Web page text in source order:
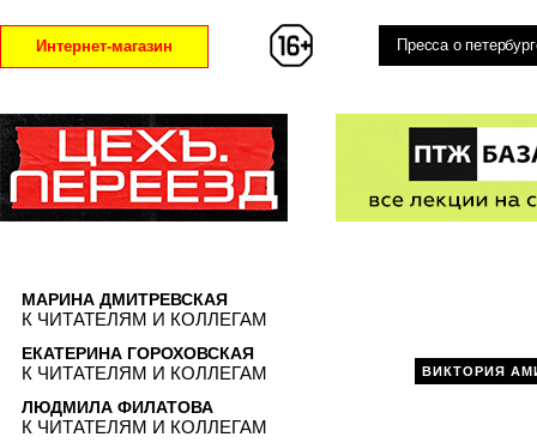
Интернет-магазин Пресса о
ВИКТОРИЯ
МАРИНА ДМИТРЕВСКАЯ
К ЧИТАТЕЛЯМ И КОЛЛЕГАМ
ЕКАТЕРИНА ГОРОХОВСКАЯ
К ЧИТАТЕЛЯМ И КОЛЛЕГАМ
ЛЮДМИЛА ФИЛАТОВА
К ЧИТАТЕЛЯМ И КОЛЛЕГАМ